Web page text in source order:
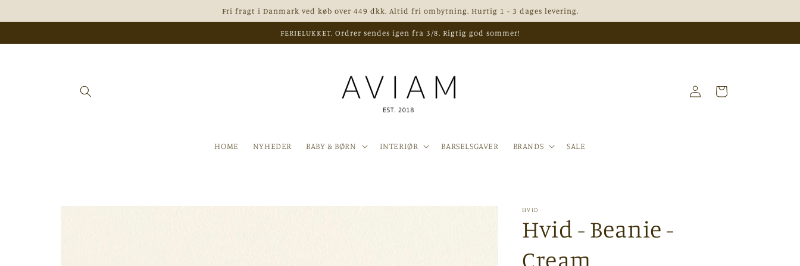
Fri fragt i Danmark ved køb over 449 dkk. Altid fri ombytning. Hurtig 1 - 3 dages levering.
FERIELUKKET. Ordrer sendes igen fra 3/8. Rigtig god sommer!
HOME NYHEDER BABY & BØRN INTERIØR BARSELSGAVER BRANDS SALE
Log
ind
Indkøbskurv
HVID
Hvid - Beanie -
Cream